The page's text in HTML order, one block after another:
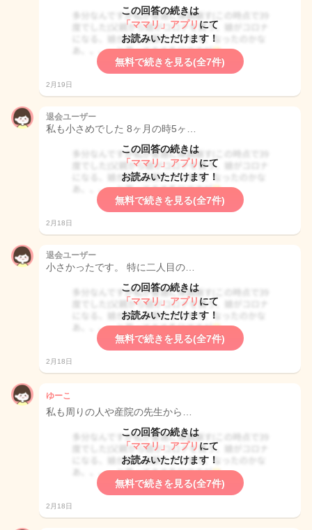
この回答の続きは
「ママリ」アプリ にて
お読みいただけます！
無料で続きを見る(全7件)
2月19日
退会ユーザー
私も小さめでした 8ヶ月の時5ヶ…
この回答の続きは
「ママリ」アプリ にて
お読みいただけます！
無料で続きを見る(全7件)
2月18日
退会ユーザー
小さかったです。 特に二人目の…
この回答の続きは
「ママリ」アプリ にて
お読みいただけます！
無料で続きを見る(全7件)
2月18日
ゆーこ
私も周りの人や産院の先生から…
この回答の続きは
「ママリ」アプリ にて
お読みいただけます！
無料で続きを見る(全7件)
2月18日